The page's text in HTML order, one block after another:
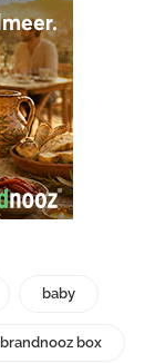
baby
brandnooz box